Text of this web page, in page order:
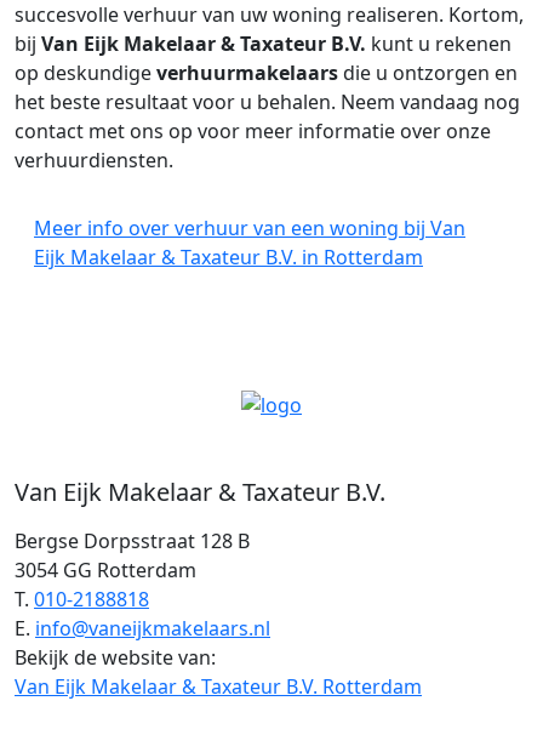
Van Eijk Makelaar & Taxateur B.V.
Bergse Dorpsstraat 128 B
3054 GG Rotterdam
T. 010-2188818
E. info@vaneijkmakelaars.nl
Bekijk de website van:
Van Eijk Makelaar & Taxateur B.V. Rotterdam
succesvolle verhuur van uw woning realiseren. Kortom,
bij Van Eijk Makelaar & Taxateur B.V. kunt u rekenen
op deskundigeverhuurmakelaarsdie u ontzorgen en
het beste resultaat voor u behalen. Neem vandaag nog
contact met ons op voor meer informatie over onze
verhuurdiensten.
Meer info over verhuur van een woning bij Van
Eijk Makelaar & Taxateur B.V. in Rotterdam